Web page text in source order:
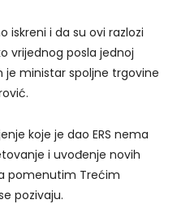
iskreni i da su ovi razlozi
vrijednog posla jednoj
ministar spoljne trgovine
koje je dao ERS nema
i uvođenje novih
pomenutim Trećim
pozivaju.